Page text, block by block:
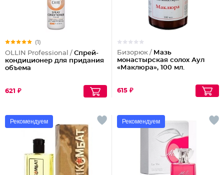
(1)
OLLIN Professional / Спрей-
кондиционер для придания
объема
621 ₽
Бизорюк / Мазь
монастырская солох Аул
«Маклюра», 100 мл.
615 ₽
Рекомендуем Рекомендуем